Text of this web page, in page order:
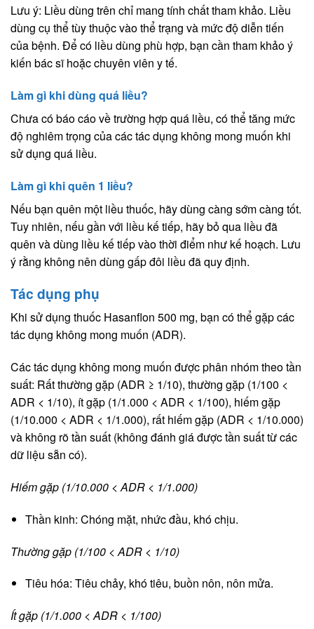
Lưu ý: Liều dùng trên chỉ mang tính chất tham khảo. Liều
dùng cụ thể tùy thuộc vào thể trạng và mức độ diễn tiến
của bệnh. Để có liều dùng phù hợp, bạn cần tham khảo ý
kiến bác sĩ hoặc chuyên viên y tế.
Làm gì khi dùng quá liều?
Chưa có báo cáo về trường hợp quá liều, có thể tăng mức
độ nghiêm trọng của các tác dụng không mong muốn khi
sử dụng quá liều.
Làm gì khi quên 1 liều?
Nếu bạn quên một liều thuốc, hãy dùng càng sớm càng tốt.
Tuy nhiên, nếu gần với liều kế tiếp, hãy bỏ qua liều đã
quên và dùng liều kế tiếp vào thời điểm như kế hoạch. Lưu
ý rằng không nên dùng gấp đôi liều đã quy định.
Tác dụng phụ
Khi sử dụng thuốc Hasanflon 500 mg, bạn có thể gặp các
tác dụng không mong muốn (ADR).
Các tác dụng không mong muốn được phân nhóm theo tần
suất: Rất thường gặp (ADR ≥ 1/10), thường gặp (1/100 <
ADR < 1/10), ít gặp (1/1.000 < ADR < 1/100), hiếm gặp
(1/10.000 < ADR < 1/1.000), rất hiếm gặp (ADR < 1/10.000)
và không rõ tần suất (không đánh giá được tần suất từ các
dữ liệu sẵn có).
Hiếm gặp (1/10.000 < ADR < 1/1.000)
Thần kinh: Chóng mặt, nhức đầu, khó chịu.
Thường gặp (1/100 < ADR < 1/10)
Tiêu hóa: Tiêu chảy, khó tiêu, buồn nôn, nôn mửa.
Ít gặp (1/1.000 < ADR < 1/100)